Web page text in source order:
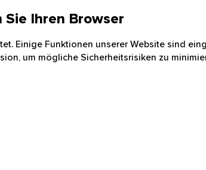
Ihren Browser
Einige Funktionen unserer Website sind
um mögliche Sicherheitsrisiken zu